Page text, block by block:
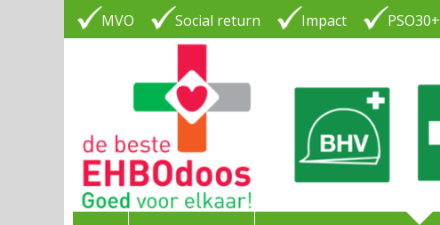
MVO Social return Impact PSO30+